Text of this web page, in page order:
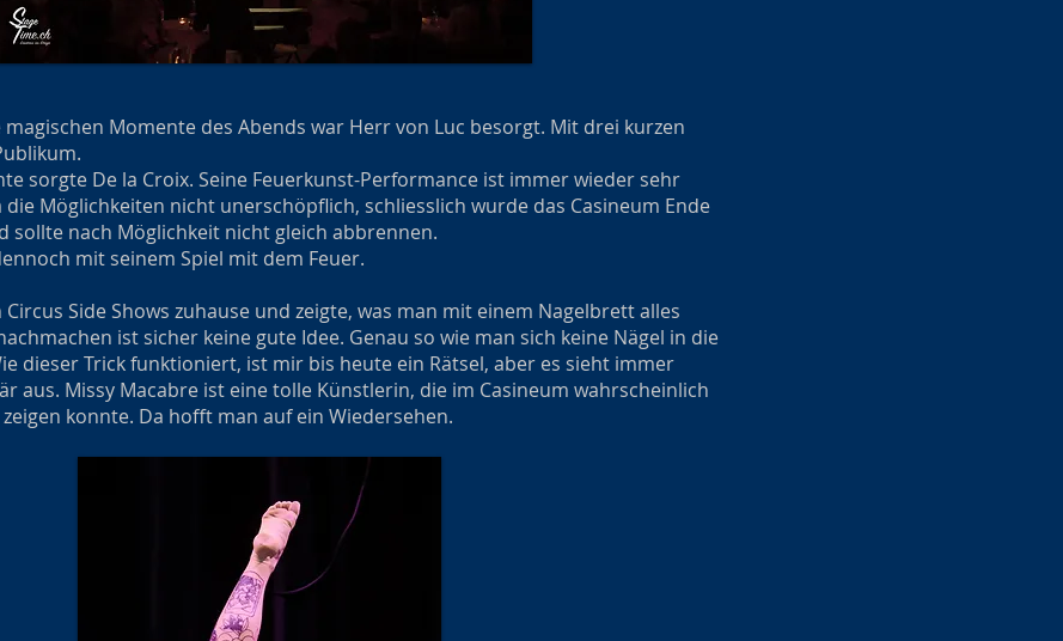
Momente des Abends war Herr von Luc besorgt. Mit drei kurzen
sorgte De la Croix. Seine Feuerkunst-Performance ist immer wieder sehr
Möglichkeiten nicht unerschöpflich, schliesslich wurde das Casineum Ende
sollte nach Möglichkeit nicht gleich abbrennen.
mit seinem Spiel mit dem Feuer.
Side Shows zuhause und zeigte, was man mit einem Nagelbrett alles
ist sicher keine gute Idee. Genau so wie man sich keine Nägel in die
dieser Trick funktioniert, ist mir bis heute ein Rätsel, aber es sieht immer
aus. Missy Macabre ist eine tolle Künstlerin, die im Casineum wahrscheinlich
konnte. Da hofft man auf ein Wiedersehen.